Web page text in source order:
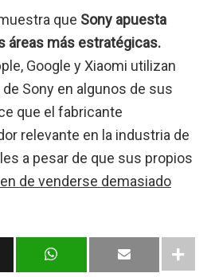
que Sony apuesta
áreas más estratégicas.
Google y Xiaomi utilizan
Sony en algunos de sus
que el fabricante
relevante en la industria de
a pesar de que sus propios
de venderse demasiado